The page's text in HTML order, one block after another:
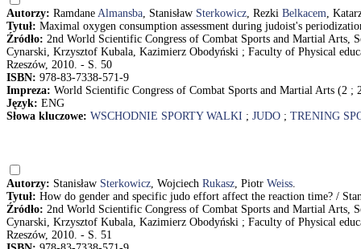
Autorzy: Ramdane Almansba, Stanisław Sterkowicz, Rezki Belkacem,
Tytuł: Maximal oxygen consumption assessment during judoist's
Źródło: 2nd World Scientific Congress of Combat Sports and Martial Arts,
Cynarski, Krzysztof Kubala, Kazimierz Obodyński ; Faculty of Physical
Rzeszów, 2010. - S. 50
ISBN: 978-83-7338-571-9
Impreza: World Scientific Congress of Combat Sports and Martial Arts (2 ;
Język: ENG
Słowa kluczowe: WSCHODNIE SPORTY WALKI ; JUDO ; TRENING
Autorzy: Stanisław Sterkowicz, Wojciech Rukasz, Piotr Weiss.
Tytuł: How do gender and specific judo effort affect the reaction time? /
Źródło: 2nd World Scientific Congress of Combat Sports and Martial Arts,
Cynarski, Krzysztof Kubala, Kazimierz Obodyński ; Faculty of Physical
Rzeszów, 2010. - S. 51